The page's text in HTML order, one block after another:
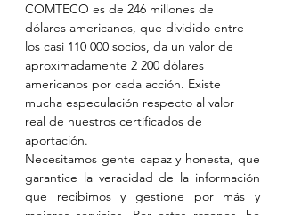
COMTECO es de 246 millones de
dólares americanos, que dividido entre
los casi 110 000 socios, da un valor de
aproximadamente 2 200 dólares
americanos por cada acción. Existe
mucha especulación respecto al valor
real de nuestros certificados de
aportación.
Necesitamos gente capaz y honesta, que
garantice la veracidad de la información
que recibimos y gestione por más y